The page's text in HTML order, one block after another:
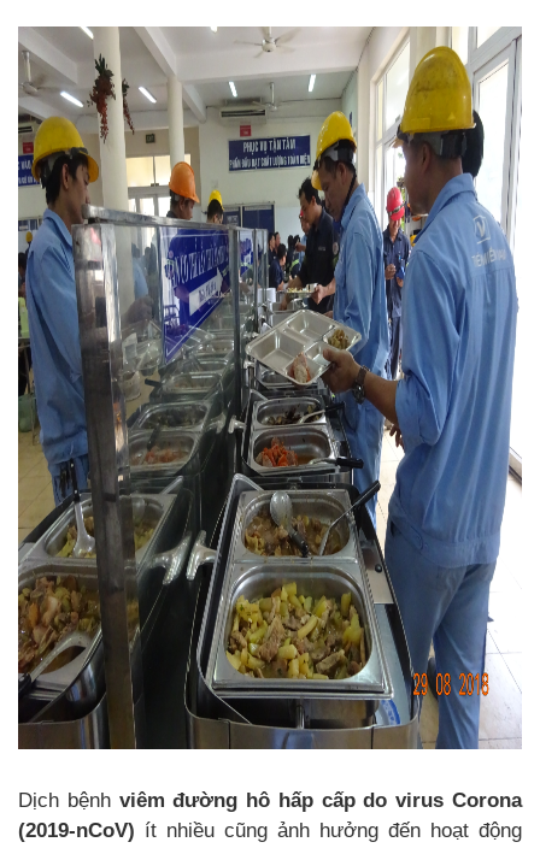
Dịch bệnh viêm đường hô hấp cấp do virus Corona
(2019-nCoV) ít nhiều cũng ảnh hưởng đến hoạt động